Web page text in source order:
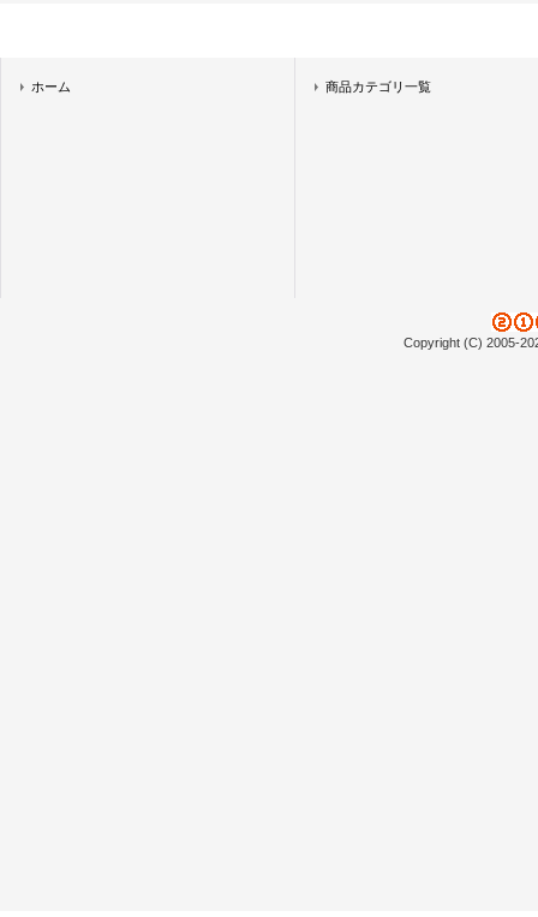
ホーム 商品カテゴリ一覧
Copyright (C) 2005-